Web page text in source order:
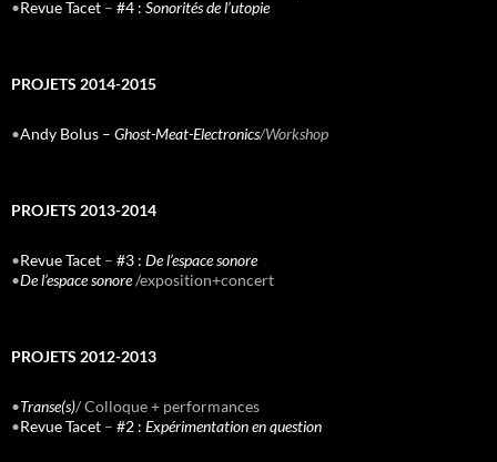
•Revue Tacet – #4 : Sonorités de l’utopie
PROJETS 2014-2015
•Andy Bolus – Ghost-Meat-Electronics/Workshop
PROJETS 2013-2014
•Revue Tacet – #3 : De l’espace sonore
•De l’espace sonore/exposition+concert
PROJETS 2012-2013
•Transe(s)/ Colloque + performances
•Revue Tacet – #2 : Expérimentation en question